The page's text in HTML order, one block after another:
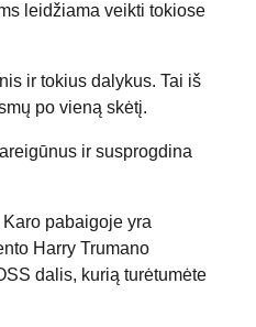
leidžiama veikti tokiose
ir tokius dalykus. Tai iš
po vieną skėtį.
ir susprogdina
pabaigoje yra
Harry Trumano
dalis, kurią turėtumėte